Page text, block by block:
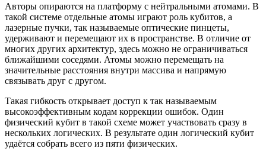
Авторы опираются на платформу с нейтральными атомами. В
такой системе отдельные атомы играют роль кубитов, а
лазерные пучки, так называемые оптические пинцеты,
удерживают и перемещают их в пространстве. В отличие от
многих других архитектур, здесь можно не ограничиваться
ближайшими соседями. Атомы можно перемещать на
значительные расстояния внутри массива и напрямую
связывать друг с другом.
Такая гибкость открывает доступ к так называемым
высокоэффективным кодам коррекции ошибок. Один
физический кубит в такой схеме может участвовать сразу в
нескольких логических. В результате один логический кубит
удаётся собрать всего из пяти физических.